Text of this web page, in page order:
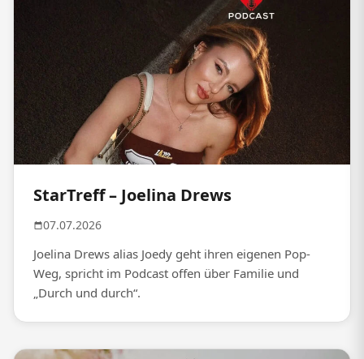
StarTreff – Joelina Drews
07.07.2026
Joelina Drews alias Joedy geht ihren eigenen Pop-
Weg, spricht im Podcast offen über Familie und
„Durch und durch“.